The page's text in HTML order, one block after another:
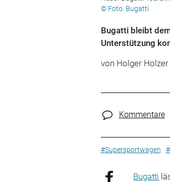
© Foto: Bugatti
Bugatti bleibt
Unterstützung
von Holger Holzer
Kommentare
#Supersportwagen
Bugatti